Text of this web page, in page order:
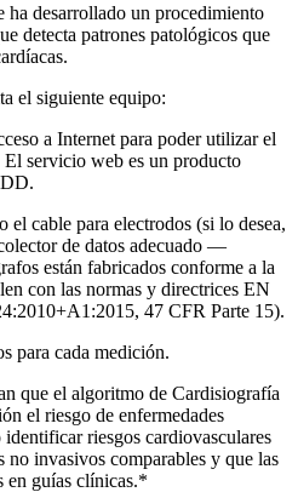
desarrollado un procedimiento
detecta patrones patológicos que
el siguiente equipo:
a Internet para poder utilizar el
servicio web es un producto
cable para electrodos (si lo desea,
de datos adecuado —
están fabricados conforme a la
con las normas y directrices EN
47 CFR Parte 15).
para cada medición.
que el algoritmo de Cardisiografía
el riesgo de enfermedades
riesgos cardiovasculares
invasivos comparables y que las
en guías clínicas.*